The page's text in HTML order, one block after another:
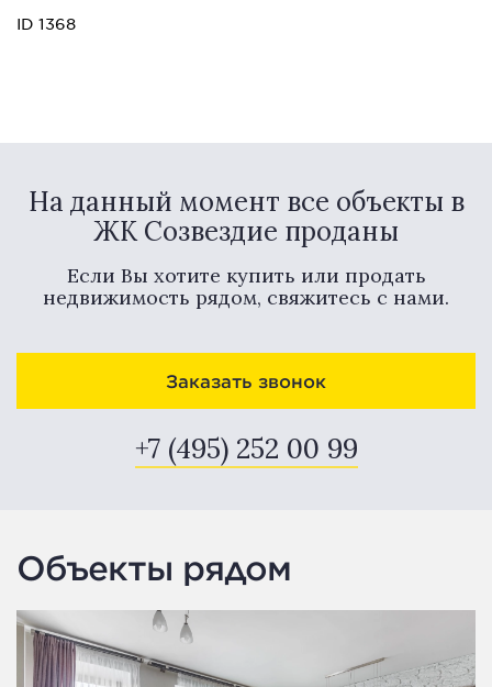
ID 1368
На данный момент все объекты в
ЖК Созвездие проданы
Если Вы хотите купить или продать
недвижимость рядом, свяжитесь с нами.
Заказать звонок
+7 (495) 252 00 99
Объекты рядом